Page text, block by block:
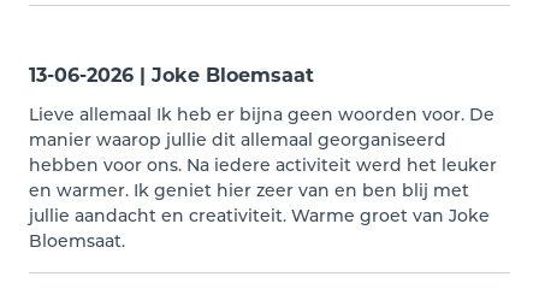
13-06-2026 | Joke Bloemsaat
Lieve allemaal Ik heb er bijna geen woorden voor. De
manier waarop jullie dit allemaal georganiseerd
hebben voor ons. Na iedere activiteit werd het leuker
en warmer. Ik geniet hier zeer van en ben blij met
jullie aandacht en creativiteit. Warme groet van Joke
Bloemsaat.